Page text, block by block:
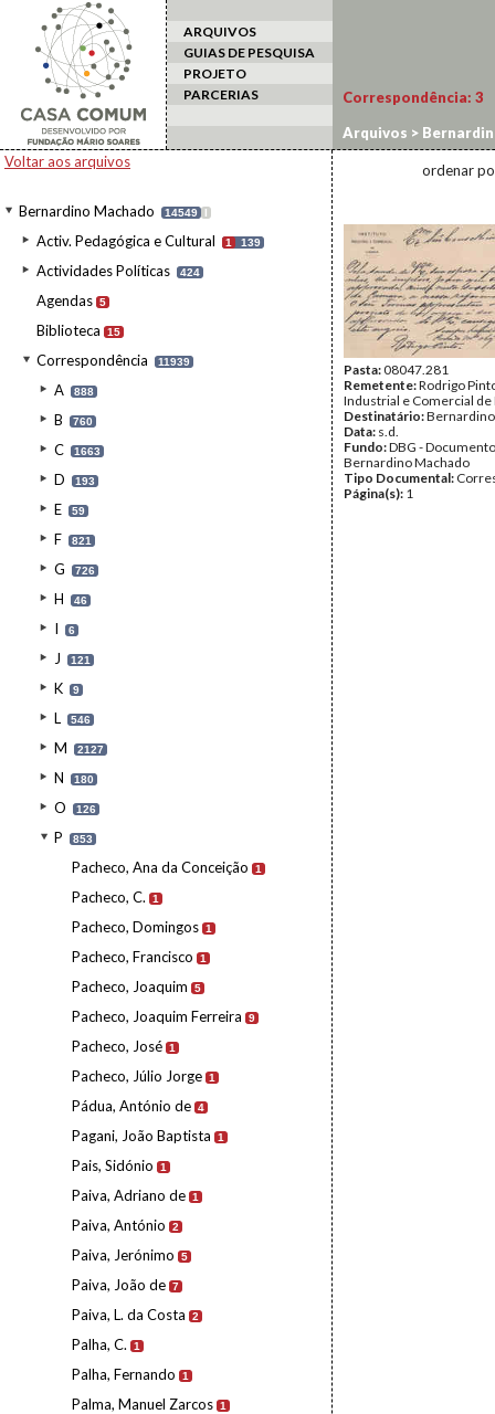
ARQUIVOS
GUIAS DE PESQUISA
PROJETO
PARCERIAS
Voltar aos arquivos
Bernardino Machado 14549 I
Activ. Pedagógica e Cultural 1 139
Actividades Políticas 424
Agendas 5
Biblioteca 15
Correspondência 11939
A 888
B 760
C 1663
D 193
E 59
F 821
G 726
H 46
I 6
J 121
K 9
L 546
M 2127
N 180
O 126
P 853
Pacheco, Ana da Conceição 1
Pacheco, C. 1
Pacheco, Domingos 1
Pacheco, Francisco 1
Pacheco, Joaquim 5
Pacheco, Joaquim Ferreira 9
Pacheco, José 1
Pacheco, Júlio Jorge 1
Pádua, António de 4
Pagani, João Baptista 1
Pais, Sidónio 1
Paiva, Adriano de 1
Paiva, António 2
Paiva, Jerónimo 5
Paiva, João de 7
Paiva, L. da Costa 2
Palha, C. 1
Palha, Fernando 1
Palma, Manuel Zarcos 1
Correspondência: 3
Arquivos >
ordenar
Pasta:08047.281
Remetente:Rodrigo
Industrial e Comercial de
Destinatário:
Data: s.d.
Fundo:DBG -
Bernardino Machado
Tipo Documental:
Página(s): 1